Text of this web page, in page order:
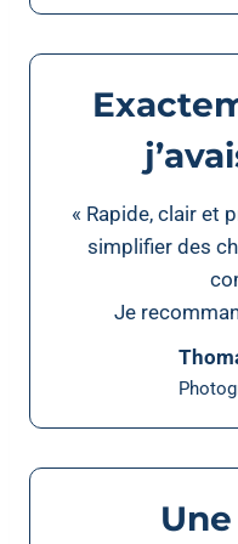
« Rapide, clair et
simplifier des
Je